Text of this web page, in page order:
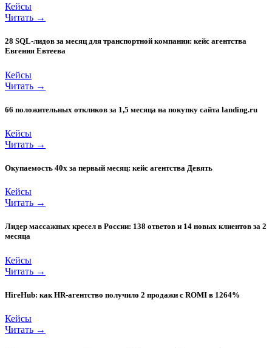
Кейсы
Читать →
28 SQL-лидов за месяц для транспортной компании: кейс агентства
Евгения Евтеева
Кейсы
Читать →
66 положительных откликов за 1,5 месяца на покупку сайта landing.ru
Кейсы
Читать →
Окупаемость 40x за первый месяц: кейс агентства Девять
Кейсы
Читать →
Лидер массажных кресел в России: 138 ответов и 14 новых клиентов за 2
месяца
Кейсы
Читать →
HireHub: как HR-агентство получило 2 продажи с ROMI в 1264%
Кейсы
Читать →